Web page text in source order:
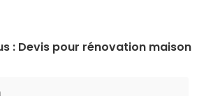
: Devis pour rénovation maison